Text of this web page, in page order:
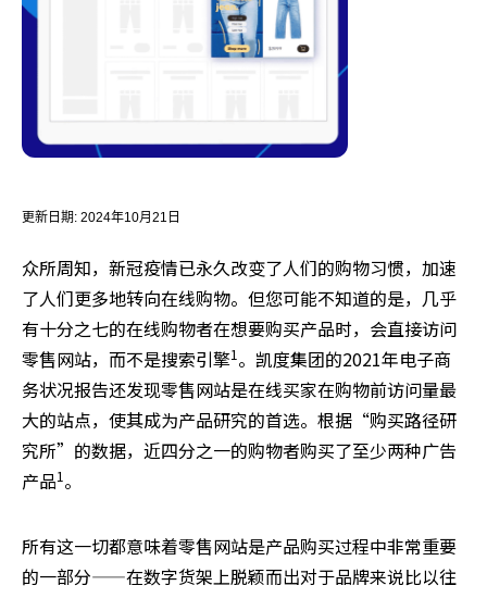
更新日期: 2024年10月21日
众所周知，新冠疫情已永久改变了人们的购物习惯，加速
了人们更多地转向在线购物。但您可能不知道的是，几乎
有十分之七的在线购物者在想要购买产品时，会直接访问
零售网站，而不是搜索引擎1 。凯度集团的2021年电子商
务状况报告还发现零售网站是在线买家在购物前访问量最
大的站点，使其成为产品研究的首选。根据“购买路径研
究所”的数据，近四分之一的购物者购买了至少两种广告
产品1 。
所有这一切都意味着零售网站是产品购买过程中非常重要
的一部分——在数字货架上脱颖而出对于品牌来说比以往